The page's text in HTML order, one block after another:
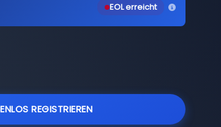
EOL erreicht
REGISTRIEREN